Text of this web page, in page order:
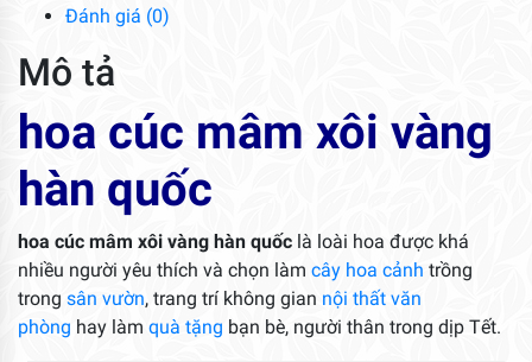
Đánh giá (0)
Mô tả
hoa cúc mâm xôi vàng
hàn quốc
hoa cúc mâm xôi vàng hàn quốc là loài hoa được khá
nhiều người yêu thích và chọn làm cây hoa cảnh trồng
trong sân vườn, trang trí không gian nội thất văn
phòng hay làm quà tặng bạn bè, người thân trong dịp Tết.